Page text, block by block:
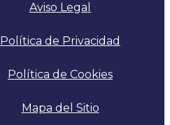
Aviso Legal
Política de Privacidad
Política de Cookies
Mapa del Sitio